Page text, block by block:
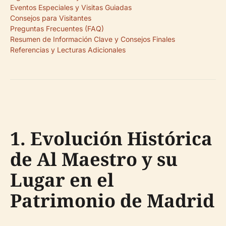
Eventos Especiales y Visitas Guiadas
Consejos para Visitantes
Preguntas Frecuentes (FAQ)
Resumen de Información Clave y Consejos Finales
Referencias y Lecturas Adicionales
1. Evolución Histórica
de Al Maestro y su
Lugar en el
Patrimonio de Madrid